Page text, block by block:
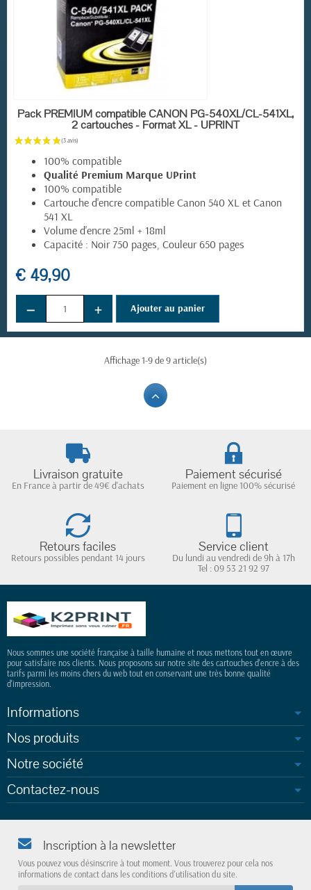
EN STOCK
Pack PREMIUM compatible CANON PG-540XL/CL-541XL,
2 cartouches - Format XL - UPRINT
100% compatible
Qualité Premium Marque UPrint
100% compatible
Cartouche d'encre compatible Canon 540 XL et Canon
541 XL
Volume d'encre 25ml + 18ml
Capacité : Noir 750 pages, Couleur 650 pages
€ 49,90
− + Ajouter au panier
Affichage 1-9 de 9 article(s)
Livraison gratuite
En France à partir de 49€ d'achats
Paiement sécurisé
Paiement en ligne 100% sécurisé
Retours faciles
Retours possibles pendant 14 jours
Service client
Du lundi au vendredi de 9h à 17h
Tel : 09 53 21 92 97
Nous sommes une société française à taille humaine et nous mettons tout en œuvre
pour satisfaire nos clients. Nous proposons sur notre site des cartouches d'encre à des
tarifs parmi les moins chers du web tout en conservant une très bonne qualité
d'impression.
Informations
Nos produits
Notre société
Contactez-nous
Inscription à la newsletter
Vous pouvez vous désinscrire à tout moment. Vous trouverez pour cela nos
informations de contact dans les conditions d'utilisation du site.